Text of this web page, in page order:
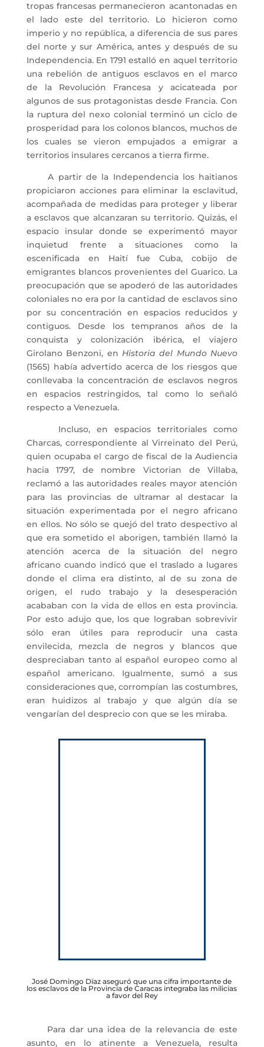
tropas francesas permanecieron acantonadas en
el lado este del territorio. Lo hicieron como
imperio y no república, a diferencia de sus pares
del norte y sur América, antes y después de su
Independencia. En 1791 estalló en aquel territorio
una rebelión de antiguos esclavos en el marco
de la Revolución Francesa y acicateada por
algunos de sus protagonistas desde Francia. Con
la ruptura del nexo colonial terminó un ciclo de
prosperidad para los colonos blancos, muchos de
los cuales se vieron empujados a emigrar a
territorios insulares cercanos a tierra firme.
A partir de la Independencia los haitianos
propiciaron acciones para eliminar la esclavitud,
acompañada de medidas para proteger y liberar
a esclavos que alcanzaran su territorio. Quizás, el
espacio insular donde se experimentó mayor
inquietud frente a situaciones como la
escenificada en Haití fue Cuba, cobijo de
emigrantes blancos provenientes del Guarico. La
preocupación que se apoderó de las autoridades
coloniales no era por la cantidad de esclavos sino
por su concentración en espacios reducidos y
contiguos. Desde los tempranos años de la
conquista y colonización ibérica, el viajero
Girolano Benzoni, en Historia del Mundo Nuevo
(1565) había advertido acerca de los riesgos que
conllevaba la concentración de esclavos negros
en espacios restringidos, tal como lo señaló
respecto a Venezuela.
Incluso, en espacios territoriales como
Charcas, correspondiente al Virreinato del Perú,
quien ocupaba el cargo de fiscal de la Audiencia
hacia 1797, de nombre Victorian de Villaba,
reclamó a las autoridades reales mayor atención
para las provincias de ultramar al destacar la
situación experimentada por el negro africano
en ellos. No sólo se quejó del trato despectivo al
que era sometido el aborigen, también llamó la
atención acerca de la situación del negro
africano cuando indicó que el traslado a lugares
donde el clima era distinto, al de su zona de
origen, el rudo trabajo y la desesperación
acababan con la vida de ellos en esta provincia.
Por esto adujo que, los que lograban sobrevivir
sólo eran útiles para reproducir una casta
envilecida, mezcla de negros y blancos que
despreciaban tanto al español europeo como al
español americano. Igualmente, sumó a sus
consideraciones que, corrompían las costumbres,
eran huidizos al trabajo y que algún día se
vengarían del desprecio con que se les miraba.
José Domingo Díaz aseguró que una cifra importante de
los esclavos de la Provincia de Caracas integraba las milicias
a favor del Rey
Para dar una idea de la relevancia de este
asunto, en lo atinente a Venezuela, resulta